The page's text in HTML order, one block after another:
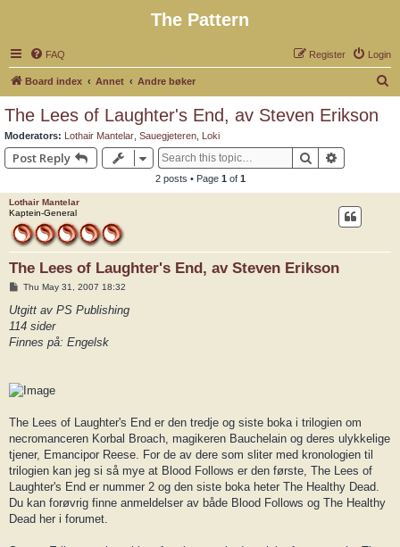
The Pattern
FAQ Login
Register
Board index Annet Andre bøker
The Lees of Laughter's End, av Steven Erikson
Moderators: Lothair Mantelar Sauegjeteren Loki
Post Reply Search
2 posts • Page 1 of 1
Lothair Mantelar
Kaptein-General
The Lees of Laughter's End, av Steven Erikson
P
s
t
Thu May 31, 2007 18:32
Utgitt av PS Publishing
114 sider
Finnes på: Engelsk
The Lees of Laughter's End er den tredje og siste boka i trilogien om
necromanceren Korbal Broach, magikeren Bauchelain og deres ulykkelige
tjener, Emancipor Reese. For de av dere som sliter med kronologien til
trilogien kan jeg si så mye at Blood Follows er den første, The Lees of
Laughter's End er nummer 2 og den siste boka heter The Healthy Dead.
Du kan forøvrig finne anmeldelser av både Blood Follows og The Healthy
Dead her i forumet.